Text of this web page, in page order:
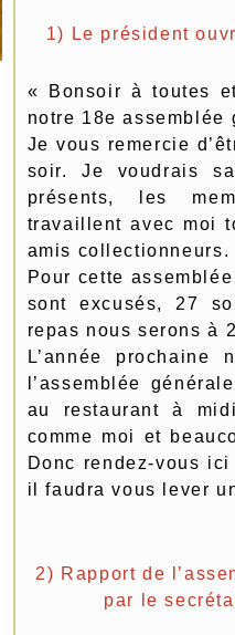
1) Le président
« Bonsoir à toutes
notre 18e assemblée
Je vous remercie
soir. Je voudrais
présents, les
travaillent avec moi
amis collectionneurs.
Pour cette
sont excusés, 27
repas nous serons à
L’année prochaine
l’assemblée
au restaurant à
comme moi et
Donc rendez-vous
il faudra vous lever
2) Rapport de
par le